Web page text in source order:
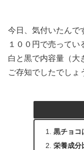
今日、気付いたんで
１００円で売ってい
白と黒で内容量（大
ご存知でしたでしょ
黒チョ
栄養成分